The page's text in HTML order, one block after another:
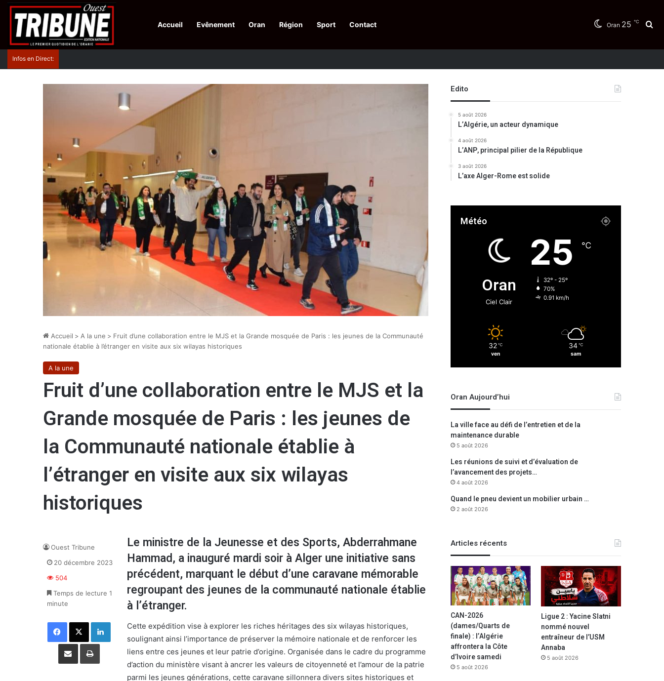
Accueil Evênement Oran Région Sport Contact Oran 25 ℃
Infos en Direct:
Accueil > A la une > Fruit d’une collaboration entre le MJS et la Grande mosquée de Paris : les jeunes de la Communauté
nationale établie à l’étranger en visite aux six wilayas historiques
A la une
Fruit d’une collaboration entre le MJS et la
Grande mosquée de Paris : les jeunes de
la Communauté nationale établie à
l’étranger en visite aux six wilayas
historiques
Le ministre de la Jeunesse et des Sports, Abderrahmane
Hammad, a inauguré mardi soir à Alger une initiative sans
précédent, marquant le début d’une caravane mémorable
regroupant des jeunes de la communauté nationale établie
à l’étranger.
Cette expédition vise à explorer les riches héritages des six wilayas historiques,
soulignant ainsi l’importance de préserver la mémoire nationale et de renforcer les
liens entre ces jeunes et leur patrie d’origine. Organisée dans le cadre du programme
d’action du ministère visant à ancrer les valeurs de citoyenneté et l’amour de la patrie
parmi les jeunes générations, cette caravane sillonnera divers sites historiques et
Ouest Tribune
20 décembre 2023
504
Temps de lecture 1
minute
Facebook X Linkedin
Partager par email Imprimer
Edito
5 août 2026
L’Algérie, un acteur dynamique
4 août 2026
L’ANP, principal pilier de la République
3 août 2026
L’axe Alger-Rome est solide
Météo
Oran
Ciel Clair
25 ℃
32º - 25º
70%
0.91 km/h
32 ℃
ven
34 ℃
sam
Oran Aujourd’hui
La ville face au défi de l’entretien et de la
maintenance durable
5 août 2026
Les réunions de suivi et d’évaluation de
l’avancement des projets…
4 août 2026
Quand le pneu devient un mobilier urbain …
2 août 2026
Articles récents
CAN-2026
(dames/Quarts de
finale) : l’Algérie
affrontera la Côte
d’Ivoire samedi
5 août 2026
Ligue 2 : Yacine Slatni
nommé nouvel
entraîneur de l’USM
Annaba
5 août 2026